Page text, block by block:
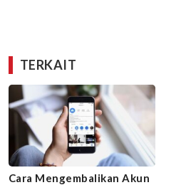
TERKAIT
Cara Mengembalikan Akun